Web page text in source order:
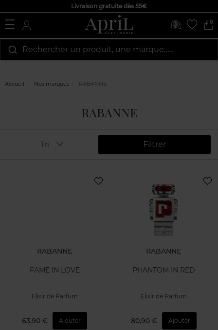
Livraison gratuite dès 55€
0
Rechercher un produit, une marque…...
Accueil Nos marques RABANNE
RABANNE
Filtrer
Tri
RABANNE
FAME IN LOVE
Elixir de Parfum
63,90 € Ajouter
RABANNE
PHANTOM IN RED
Elixir de Parfum
80,90 € Ajouter